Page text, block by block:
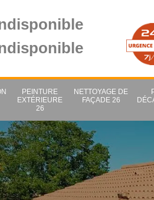
PEINTURE
EXTÉRIEURE
26
NETTOYAGE DE
FAÇADE 26